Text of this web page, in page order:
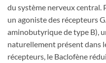
du système nerveux central.
un agoniste des récepteurs
aminobutyrique de type B),
naturellement présent dans
récepteurs, le Baclofène